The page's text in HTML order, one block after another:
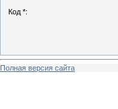
Код *:
Полная версия сайта